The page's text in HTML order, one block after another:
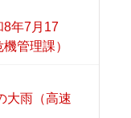
8年7月17
管理課）
大雨（高速